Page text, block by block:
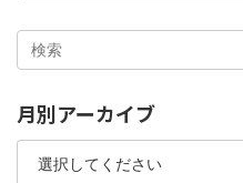
月別アーカイブ